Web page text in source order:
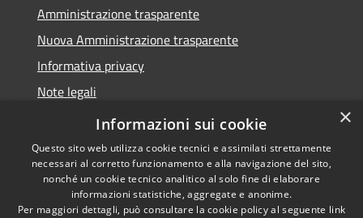
Amministrazione trasparente
Nuova Amministrazione trasparente
Informativa privacy
Note legali
Dichiarazione di accessibilità
Copyright © 2026 • Comune di
×
Informazioni sui cookie
Questo sito web utilizza cookie tecnici e assimilati strettamente
necessari al corretto funzionamento e alla navigazione del sito,
nonché un cookie tecnico analitico al solo fine di elaborare
informazioni statistiche, aggregate e anonime.
Per maggiori dettagli, può consultare la cookie policy al seguente link